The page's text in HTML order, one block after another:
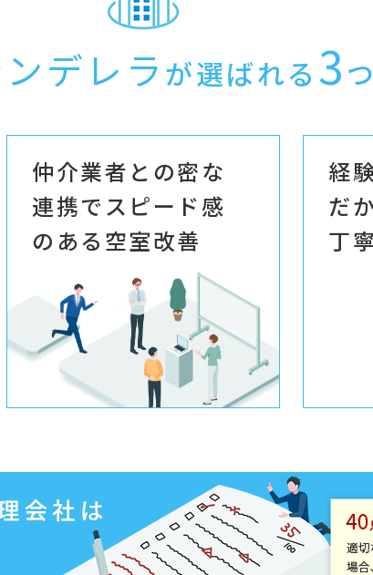
デレラ が選ばれる 3
仲介業者との密な
連携でスピード感
のある空室改善
経
だ
丁